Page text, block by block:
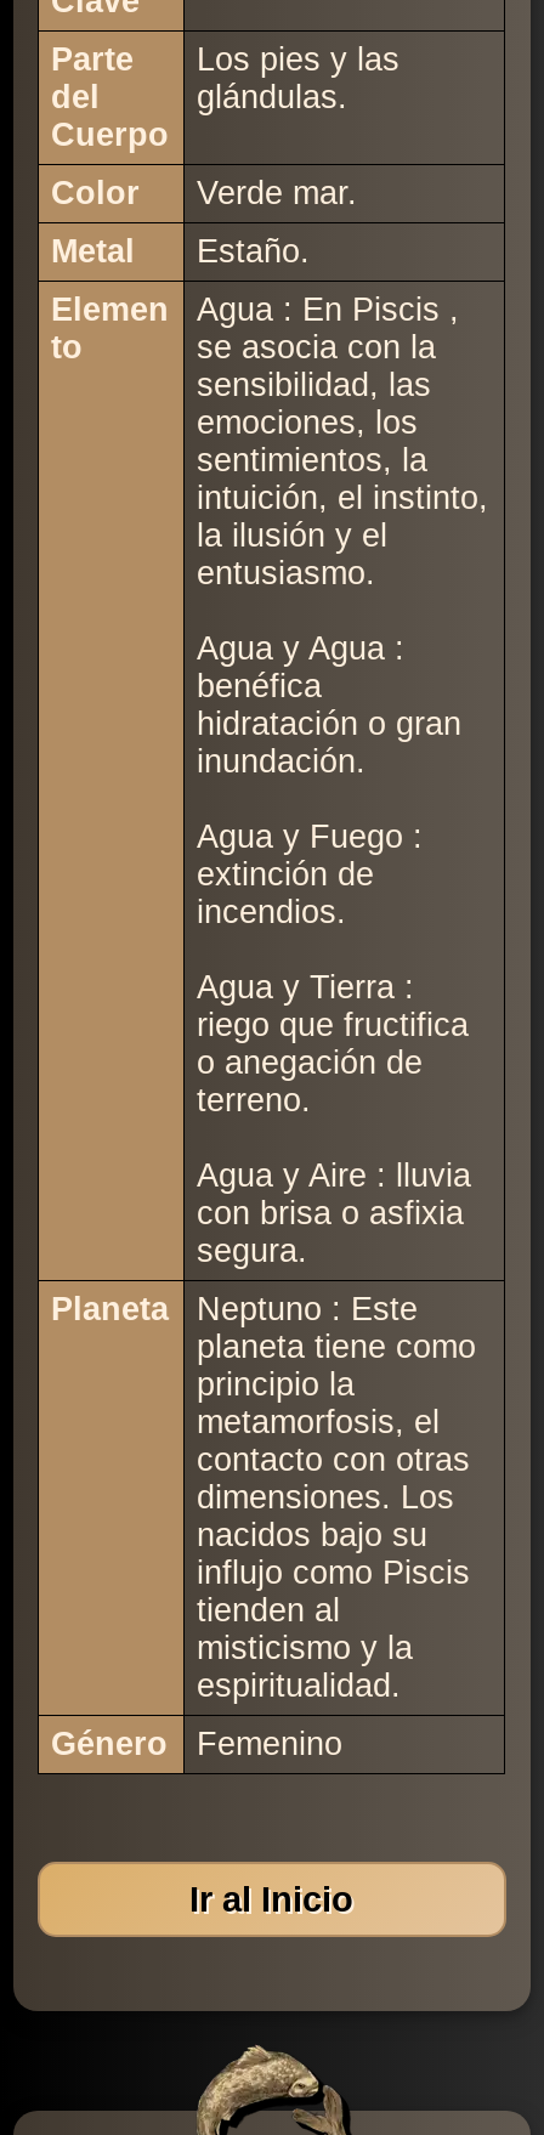
Parte
del
Cuerpo
Los pies y las
glándulas.
Color
Verde mar.
Metal
Estaño.
Elemen
to
Agua : En Piscis ,
se asocia con la
sensibilidad, las
emociones, los
sentimientos, la
intuición, el instinto,
la ilusión y el
entusiasmo.
Agua y Agua :
benéfica
hidratación o gran
inundación.
Agua y Fuego :
extinción de
incendios.
Agua y Tierra :
riego que fructifica
o anegación de
terreno.
Agua y Aire : lluvia
con brisa o asfixia
segura.
Planeta
Neptuno : Este
planeta tiene como
principio la
metamorfosis, el
contacto con otras
dimensiones. Los
nacidos bajo su
influjo como Piscis
tienden al
misticismo y la
espiritualidad.
Género
Femenino
Ir al Inicio